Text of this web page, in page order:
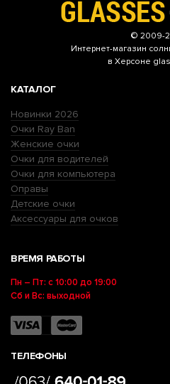
© 2009-
Интернет-магазин
в Херсоне
КАТАЛОГ
Новинки 2026
Очки Ray Ban
Женские очки
Очки для водителей
Очки для компьютера
Оправы
Детские очки
Аксессуары для очков
ВРЕМЯ РАБОТЫ
Пн – Пт: с 10:00 до 19:00
Сб и Вс: выходной
ТЕЛЕФОНЫ